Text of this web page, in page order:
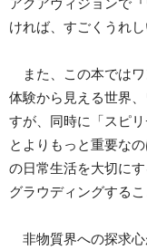
ければ、すごくうれし
また、この本では
体験から見える世界
すが、同時に「スピ
とよりもっと重要な
の日常生活を大切に
グラウディングする
非物質界への探求